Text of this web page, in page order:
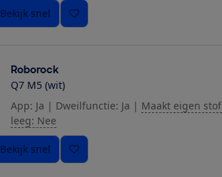
Bekijk snel
Roborock
Q7 M5 (wit)
App: Ja | Dweilfunctie: Ja | Maakt eigen
leeg: Nee
Bekijk snel